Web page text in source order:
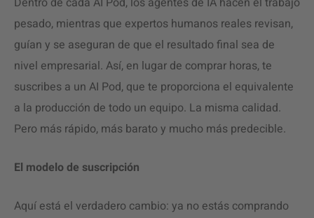
pesado, mientras que expertos humanos reales revisan,
guían y se aseguran de que el resultado final sea de
nivel empresarial. Así, en lugar de comprar horas, te
suscribes a un AI Pod, que te proporciona el equivalente
a la producción de todo un equipo. La misma calidad.
Pero más rápido, más barato y mucho más predecible.
El modelo de suscripción
Aquí está el verdadero cambio: ya no estás comprando